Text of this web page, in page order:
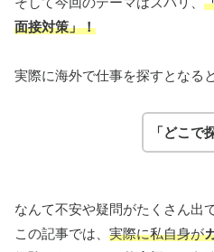
面接対策」！
実際に海外で仕事を探すとなると
「どこで
なんて不安や疑問がたくさん出
この記事では、 実際に私自身が